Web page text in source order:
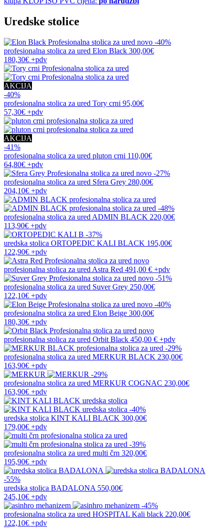
Uredske stolice
novo -40%
profesionalna stolica za ured Elon Black 300,00€
180,30€ +pdv
AKCIJA
-40%
profesionalna stolica za ured Tory crni 95,00€
57,30€ +pdv
AKCIJA
-41%
profesionalna stolica za ured pluton crni 110,00€
64,80€ +pdv
novo -27%
profesionalna stolica za ured Sfera Grey 280,00€
204,10€ +pdv
-48%
profesionalna stolica za ured ADMIN BLACK 220,00€
113,90€ +pdv
-37%
uredska stolica ORTOPEDIC KALI BLACK 195,00€
122,90€ +pdv
novo
profesionalna stolica za ured Astra Red 491,00 € +pdv
novo -51%
profesionalna stolica za ured Suver Grey 250,00€
122,10€ +pdv
novo -40%
profesionalna stolica za ured Elon Beige 300,00€
180,30€ +pdv
novo
profesionalna stolica za ured Orbit Black 450,00 € +pdv
-29%
profesionalna stolica za ured MERKUR BLACK 230,00€
163,90€ +pdv
-29%
profesionalna stolica za ured MERKUR COGNAC 230,00€
163,90€ +pdv
-40%
uredska stolica KINT KALI BLACK 300,00€
179,00€ +pdv
-39%
profesionalna stolica za ured multi črn 320,00€
195,90€ +pdv
-55%
uredska stolica BADALONA 550,00€
245,10€ +pdv
-45%
profesionalna stolica za ured HOSPITAL Kali black 220,00€
122,10€ +pdv